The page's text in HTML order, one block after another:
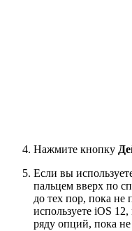
Нажмите кнопку
Если вы
пальцем вверх по
до тех пор, пока не
используете iOS
ряду опций, пока